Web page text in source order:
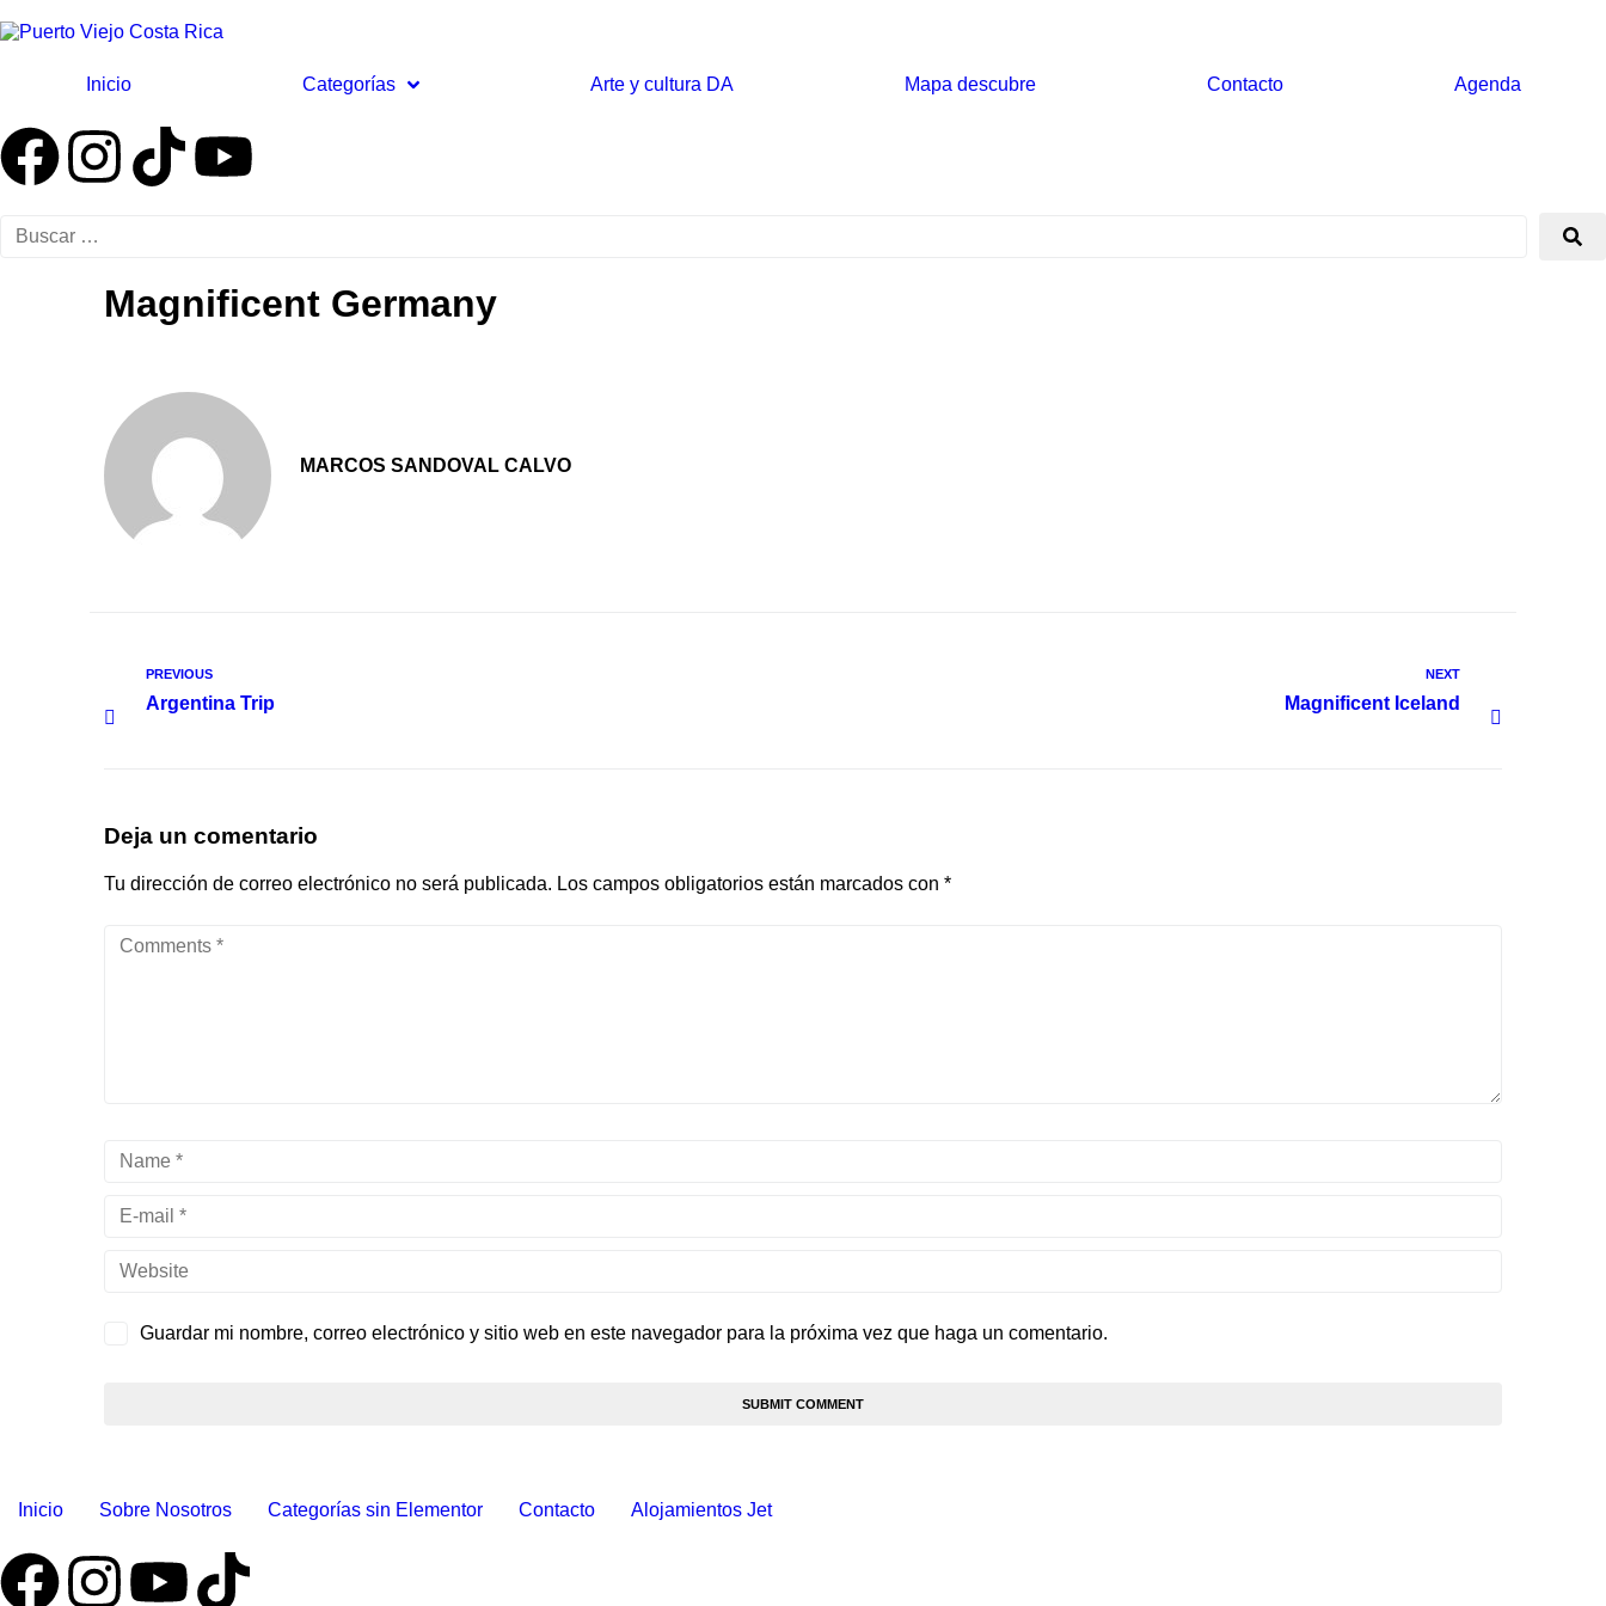
Inicio Categorías Arte y cultura DA Mapa descubre Contacto Agenda
Magnificent Germany
MARCOS SANDOVAL CALVO
PREVIOUS
Argentina Trip
NEXT
Magnificent Iceland
Deja un comentario
Tu dirección de correo electrónico no será publicada. Los campos obligatorios están marcados con *
Guardar mi nombre, correo electrónico y sitio web en este navegador para la próxima vez que haga un comentario.
Inicio Sobre Nosotros Categorías sin Elementor Contacto Alojamientos Jet